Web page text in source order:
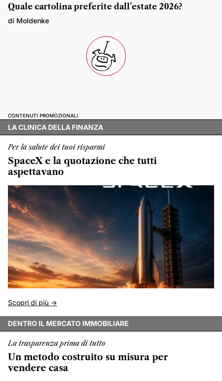
Quale cartolina preferite dall’estate 2026?
di Moldenke
CONTENUTI PROMOZIONALI
LA CLINICA DELLA FINANZA
Per la salute dei tuoi risparmi
SpaceX e la quotazione che tutti
aspettavano
Scopri di più ->
DENTRO IL MERCATO IMMOBILIARE
La trasparenza prima di tutto
Un metodo costruito su misura per
vendere casa